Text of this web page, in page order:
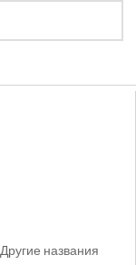
Другие названия